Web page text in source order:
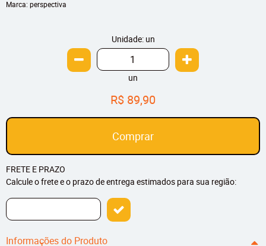
Marca: perspectiva
Unidade: un
un
R$ 89,90
Comprar
FRETE E PRAZO
Calcule o frete e o prazo de entrega estimados para sua região:
Informações do Produto